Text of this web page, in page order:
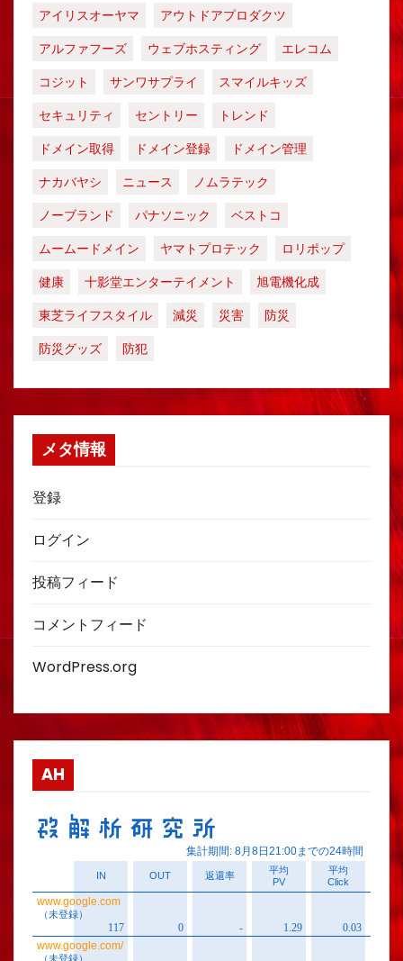
アイリスオーヤマ
アウトドアプロダクツ
アルファフーズ
ウェブホスティング
エレコム
コジット
サンワサプライ
スマイルキッズ
セキュリティ
セントリー
トレンド
ドメイン取得
ドメイン登録
ドメイン管理
ナカバヤシ
ニュース
ノムラテック
ノーブランド
パナソニック
ベストコ
ムームードメイン
ヤマトプロテック
ロリポップ
健康
十影堂エンターテイメント
旭電機化成
東芝ライフスタイル
減災 災害
防災
防災グッズ
防犯
メタ情報
登録
ログイン
投稿フィード
コメントフィード
WordPress.org
AH